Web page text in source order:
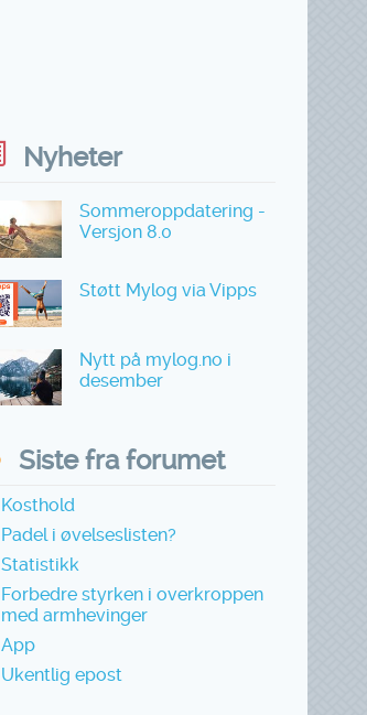
Nyheter
Sommeroppdatering -
Versjon 8.0
Støtt Mylog via Vipps
Nytt på mylog.no i
desember
Siste fra forumet
Kosthold
Padel i øvelseslisten?
Statistikk
Forbedre styrken i overkroppen
med armhevinger
App
Ukentlig epost